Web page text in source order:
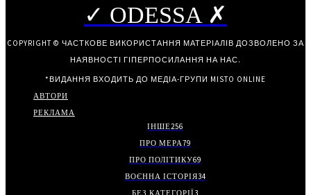
✓ ODESSA ✗
COPYRIGHT © ЧАСТКОВЕ ВИКОРИСТАННЯ МАТЕРІАЛІВ ДОЗВОЛЕНО ЗА
НАЯВНОСТІ ГІПЕРПОСИЛАННЯ НА НАС.
*ВИДАННЯ ВХОДИТЬ ДО МЕДІА-ГРУПИ MISTO ONLINE
АВТОРИ
РЕКЛАМА
ІНШЕ256
ПРО МЕРА79
ПРО ПОЛІТИКУ69
ВОЄННА ІСТОРІЯ34
БЕЗ КАТЕГОРІЇ3